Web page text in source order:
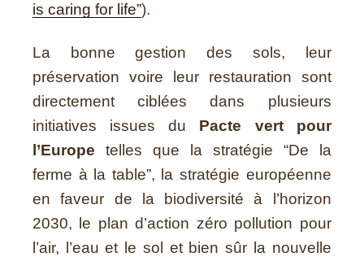
is caring for life”).
La bonne gestion des sols, leur
préservation voire leur restauration sont
directement ciblées dans plusieurs
initiatives issues du Pacte vert pour
l’Europe telles que la stratégie “De la
ferme à la table”, la stratégie européenne
en faveur de la biodiversité à l’horizon
2030, le plan d’action zéro pollution pour
l’air, l’eau et le sol et bien sûr la nouvelle